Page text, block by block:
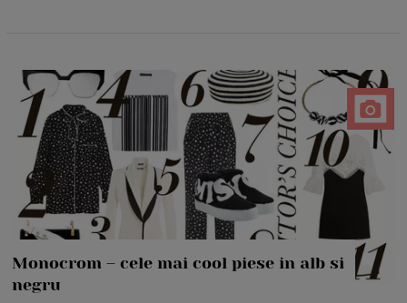
Monocrom – cele mai cool piese in alb si
negru